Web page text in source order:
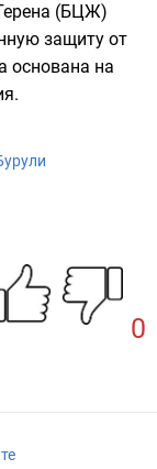
(БЦЖ)
защиту от
основана на
0